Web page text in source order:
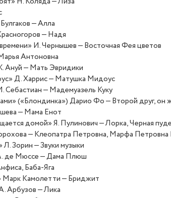
— Алла
— Надя
И. Чернышев — Восточная Фея цветов
Антоновна
Ануй — Мать Эвридики
Д. Харрис — Матушка Мидоус
Себастиан — Мадемуазель Куку
(«Блондинка») Дарио Фо — Второй друг, он
— Мама Енот
домой» Я. Пулинович — Лорка, Черная
— Клеопатра Петровна, Марфа Петровна
Зорин — Звуки музыки
де Мюссе — Дама Плюш
Баба-Яга
Марк Камолетти — Бриджит
Арбузов — Лика